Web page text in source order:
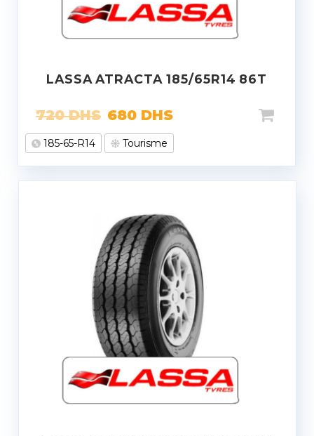
LASSA ATRACTA 185/65R14 86T
720DHS 680 DHS
185-65-R14 Tourisme